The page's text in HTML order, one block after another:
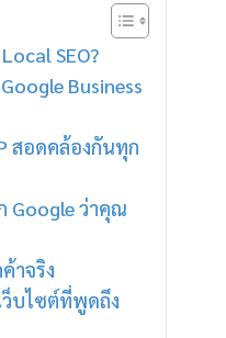
SEO?
Business
สอดคล้องกันทุก
Google ว่าคุณ
าจริง
บไซต์ที่พูดถึง